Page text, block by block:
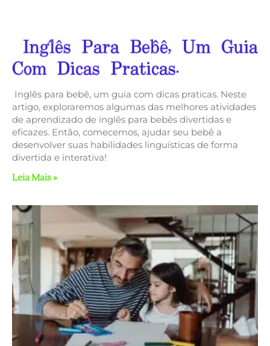
Inglês Para Bebê, Um Guia
Com Dicas Praticas.
Inglês para bebê, um guia com dicas praticas. Neste
artigo, exploraremos algumas das melhores atividades
de aprendizado de inglês para bebês divertidas e
eficazes. Então, comecemos, ajudar seu bebê a
desenvolver suas habilidades linguísticas de forma
divertida e interativa!
Leia Mais »